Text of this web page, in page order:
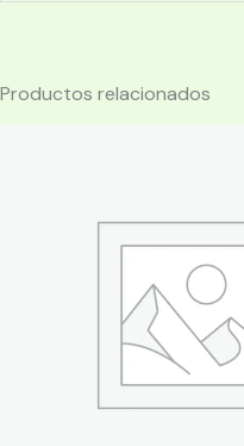
Productos relacionados